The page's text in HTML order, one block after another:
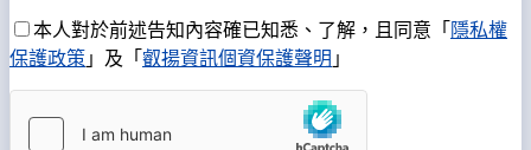
本人對於前述告知內容確已知悉、了解，且同意「 隱私權
保護政策 」及「 叡揚資訊個資保護聲明 」